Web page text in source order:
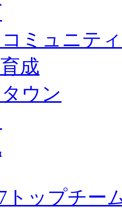
て
ィーア）
ミュニティ
成
ウン
トップチー